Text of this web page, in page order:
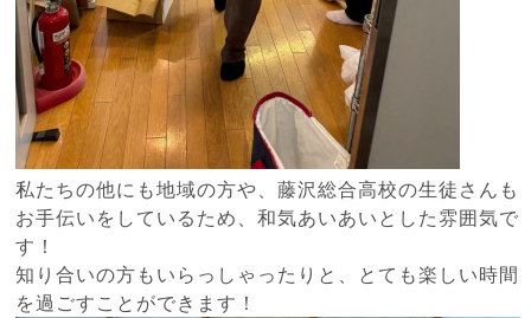
私たちの他にも地域の方や、藤沢総合高校の生徒さんも
お手伝いをしているため、和気あいあいとした雰囲気で
す！
知り合いの方もいらっしゃったりと、とても楽しい時間
を過ごすことができます！